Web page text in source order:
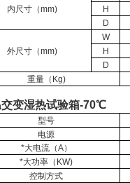
内尺寸（mm)
H
D
外尺寸（mm)
W
H
D
重量（Kg)
变湿热试验箱-70℃
型号
电源
*大电流（A）
*大功率（KW)
控制方式